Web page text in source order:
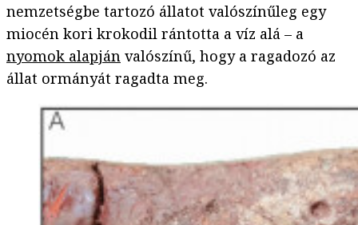
nemzetségbe tartozó állatot valószínűleg egy
miocén kori krokodil rántotta a víz alá – a
nyomok alapján valószínű, hogy a ragadozó az
állat ormányát ragadta meg.